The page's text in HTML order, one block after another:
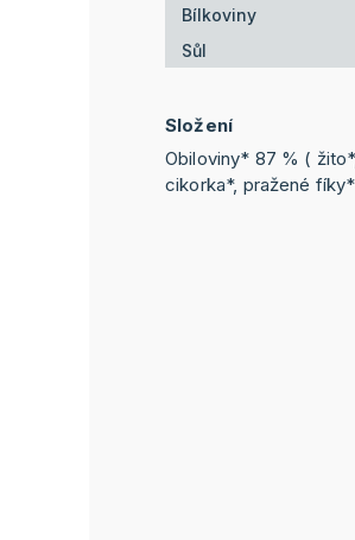
Bílkoviny
Sůl
Složení
Obiloviny* 87 % (
cikorka*, pražené fíky*